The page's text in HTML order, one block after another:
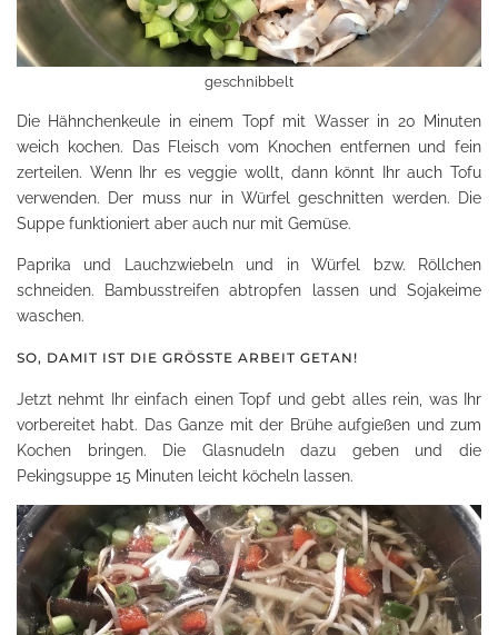
geschnibbelt
Die Hähnchenkeule in einem Topf mit Wasser in 20 Minuten
weich kochen. Das Fleisch vom Knochen entfernen und fein
zerteilen. Wenn Ihr es veggie wollt, dann könnt Ihr auch Tofu
verwenden. Der muss nur in Würfel geschnitten werden. Die
Suppe funktioniert aber auch nur mit Gemüse.
Paprika und Lauchzwiebeln und in Würfel bzw. Röllchen
schneiden. Bambusstreifen abtropfen lassen und Sojakeime
waschen.
SO, DAMIT IST DIE GRÖSSTE ARBEIT GETAN!
Jetzt nehmt Ihr einfach einen Topf und gebt alles rein, was Ihr
vorbereitet habt. Das Ganze mit der Brühe aufgießen und zum
Kochen bringen. Die Glasnudeln dazu geben und die
Pekingsuppe 15 Minuten leicht köcheln lassen.